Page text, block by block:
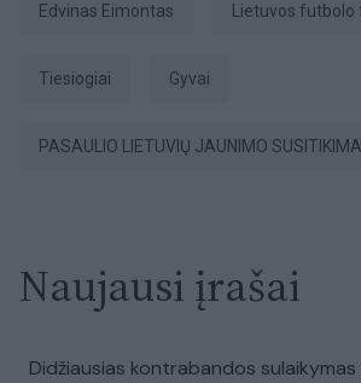
Edvinas Eimontas Lietuvos
tiesiogiai Gyvai
PASAULIO LIETUVIŲ JAUNIMO
Naujausi įrašai
Didžiausias kontrabandos